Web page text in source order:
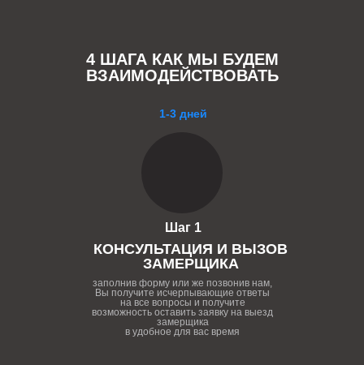
4 ШАГА КАК МЫ БУДЕМ
ВЗАИМОДЕЙСТВОВАТЬ
1-3 дней
Шаг 1
КОНСУЛЬТАЦИЯ И ВЫЗОВ
ЗАМЕРЩИКА
заполнив форму или же позвонив нам,
Вы получите исчерпывающие ответы
на все вопросы и получите
возможность оставить заявку на выезд
замерщика
в удобное для вас время